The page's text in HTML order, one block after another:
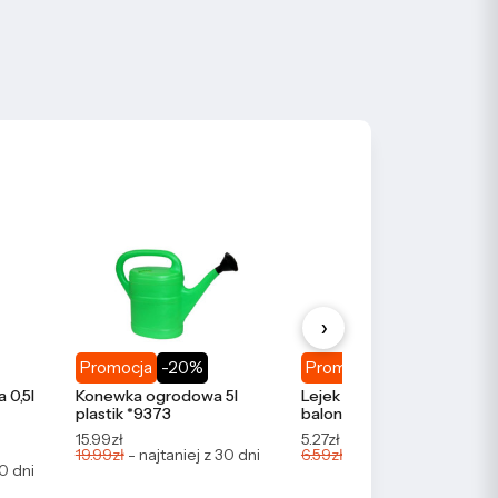
0,5l
dni
Promocja -20%
Konewka ogrodowa 5l
plastik *9373
15.99zł
19.99zł- najtaniej z 30 dni
Promocja
Lejek do butelek, słoików,
balonów duży *2647
5.27zł
6.59zł
›